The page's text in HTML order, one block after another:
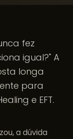
fez
igual?" A
longa
para
e EFT.
a dúvida